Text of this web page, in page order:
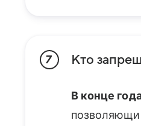
7 Кто
В конце